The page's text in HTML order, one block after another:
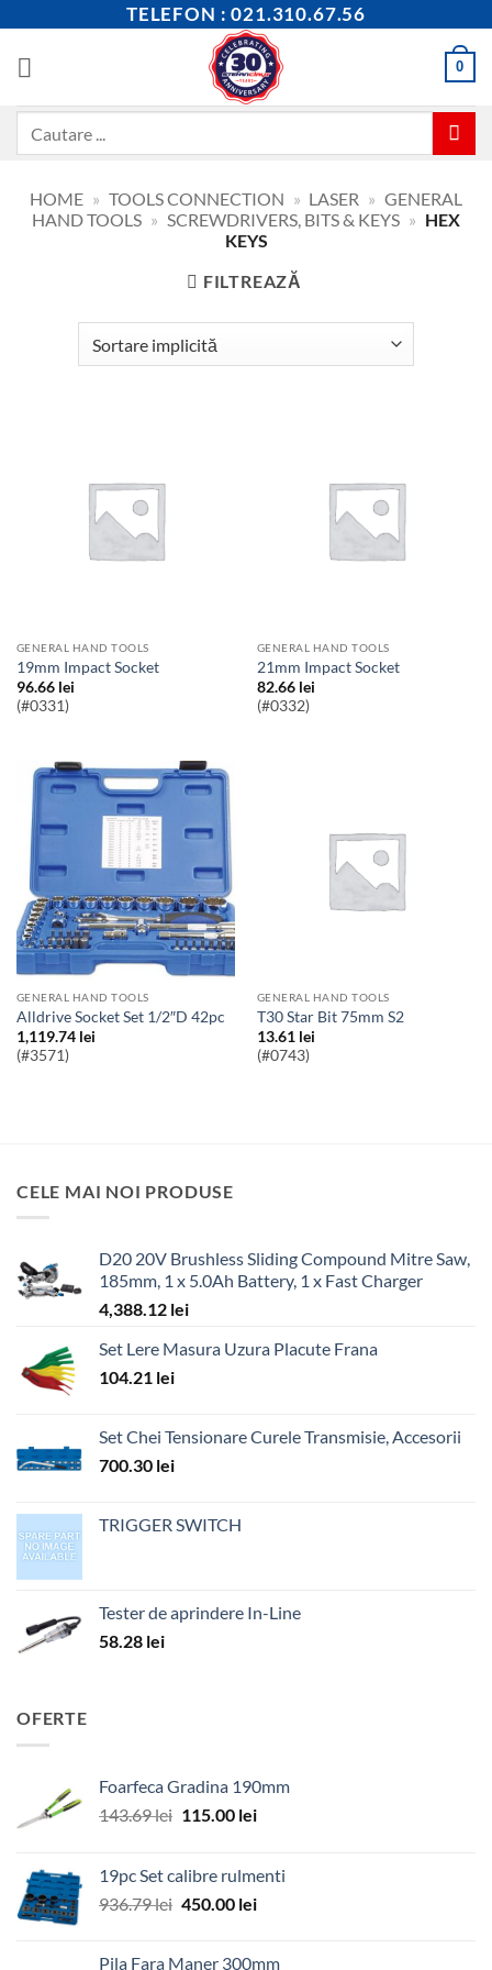
content
TELEFON : 021.310.67.56
0
HOME » TOOLS CONNECTION » LASER » GENERAL
HAND TOOLS » SCREWDRIVERS, BITS & KEYS » HEX
KEYS
FILTREAZĂ
GENERAL HAND TOOLS
19mm Impact Socket
96.66 lei
(#0331)
GENERAL HAND TOOLS
21mm Impact Socket
82.66 lei
(#0332)
GENERAL HAND TOOLS
Alldrive Socket Set 1/2″D 42pc
1,119.74 lei
(#3571)
GENERAL HAND TOOLS
T30 Star Bit 75mm S2
13.61 lei
(#0743)
CELE MAI NOI PRODUSE
D20 20V Brushless Sliding Compound Mitre Saw,
185mm, 1 x 5.0Ah Battery, 1 x Fast Charger
4,388.12 lei
Set Lere Masura Uzura Placute Frana
104.21 lei
Set Chei Tensionare Curele Transmisie, Accesorii
700.30 lei
TRIGGER SWITCH
Tester de aprindere In-Line
58.28 lei
OFERTE
Foarfeca Gradina 190mm
143.69lei Prețul
fost:
143.69 lei.
115.00 leiPrețul
115.00 lei.
19pc Set calibre rulmenti
936.79lei Prețul
450.00 leiPrețul
Pila Fara Maner 300mm